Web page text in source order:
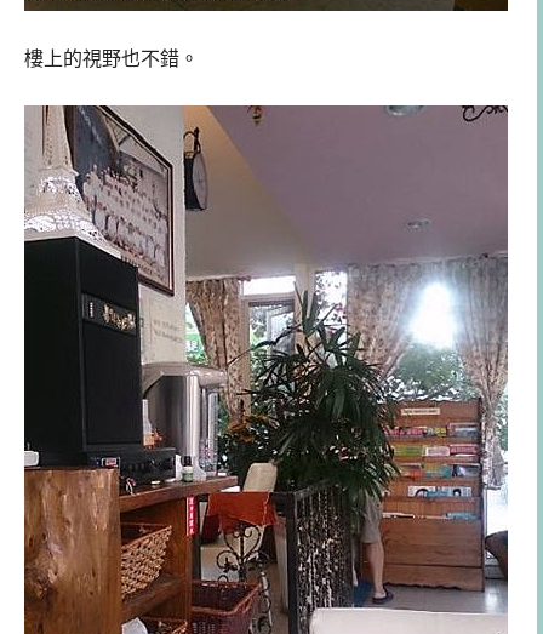
樓上的視野也不錯。